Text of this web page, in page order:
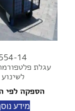
14
עגלת
לשינוע
הספקה לפי
מידע